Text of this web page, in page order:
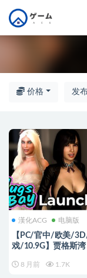
价格 发
漢化ACG 电脑版
【PC/官中/欧美/
戏/10.9G】贾格斯湾
盒游戏+10.9G
8 月前 1.7K